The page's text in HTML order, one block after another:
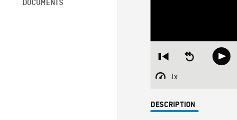
DOCUMENTS
Restart
beginning
Seek
backwardPlay
1x
Playback
DESCRIPTION